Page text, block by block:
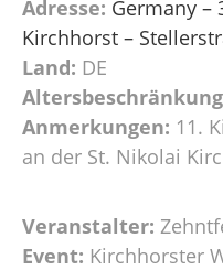
Adresse: Germany –
Kirchhorst –
Land: DE
Anmerkungen: 11.
an der St. Nikolai
Veranstalter:
Event: Kirchhorster